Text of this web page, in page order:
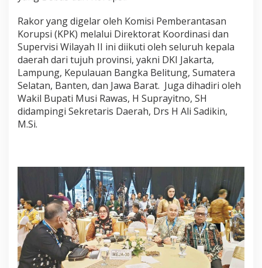
o
m
i
t
m
e
B
e
r
s
K
o
r
u
p
s
i
Rakor yang digelar oleh Komisi Pemberantasan
Korupsi (KPK) melalui Direktorat Koordinasi dan
Supervisi Wilayah II ini diikuti oleh seluruh kepala
daerah dari tujuh provinsi, yakni DKI Jakarta,
Lampung, Kepulauan Bangka Belitung, Sumatera
Selatan, Banten, dan Jawa Barat. Juga dihadiri oleh
Wakil Bupati Musi Rawas, H Suprayitno, SH
didampingi Sekretaris Daerah, Drs H Ali Sadikin,
M.Si.